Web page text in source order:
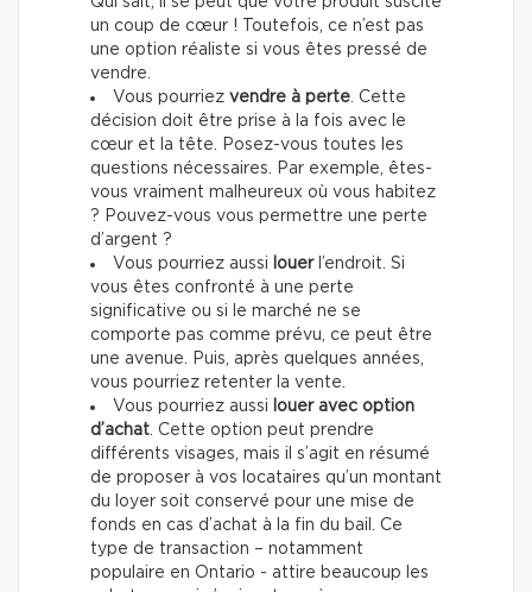
un coup de cœur ! Toutefois, ce n’est pas
une option réaliste si vous êtes pressé de
vendre.
Vous pourriez vendre à perte . Cette
décision doit être prise à la fois avec le
cœur et la tête. Posez-vous toutes les
questions nécessaires. Par exemple, êtes-
vous vraiment malheureux où vous habitez
? Pouvez-vous vous permettre une perte
d’argent ?
Vous pourriez aussi louerl’endroit. Si
vous êtes confronté à une perte
significative ou si le marché ne se
comporte pas comme prévu, ce peut être
une avenue. Puis, après quelques années,
vous pourriez retenter la vente.
Vous pourriez aussi louer avec option
d’achat . Cette option peut prendre
différents visages, mais il s’agit en résumé
de proposer à vos locataires qu’un montant
du loyer soit conservé pour une mise de
fonds en cas d’achat à la fin du bail. Ce
type de transaction – notamment
populaire en Ontario - attire beaucoup les